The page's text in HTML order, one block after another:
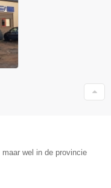
wel in de provincie